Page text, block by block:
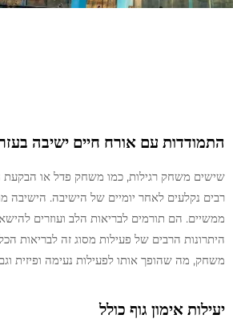
התמודדות עם אורח חיים ישיבה
שישים משחק רגילות, כמו משחק פדל או הבקעת
רבים נקלעים לאחר יומיים של הישיבה. הישיבה
ממשיים. הם תורמים לבריאות הלב ועוזרים
משחק, מה שהופך אותו לפעילות נעימה ופיזית
יעילות אימון גוף כולל